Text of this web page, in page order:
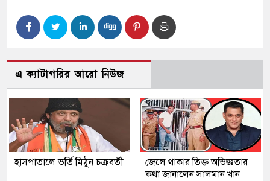
এ ক্যাটাগরির আরো নিউজ
হাসপাতালে ভর্তি মিঠুন চক্রবর্তী
জেলে থাকার তিক্ত অভিজ্ঞতার
কথা জানালেন সালমান খান